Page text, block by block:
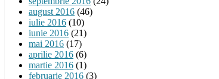
august 2016 (46)
iulie 2016 (10)
iunie 2016 (21)
mai 2016 (17)
aprilie 2016 (6)
martie 2016 (1)
februarie 2016 (3)